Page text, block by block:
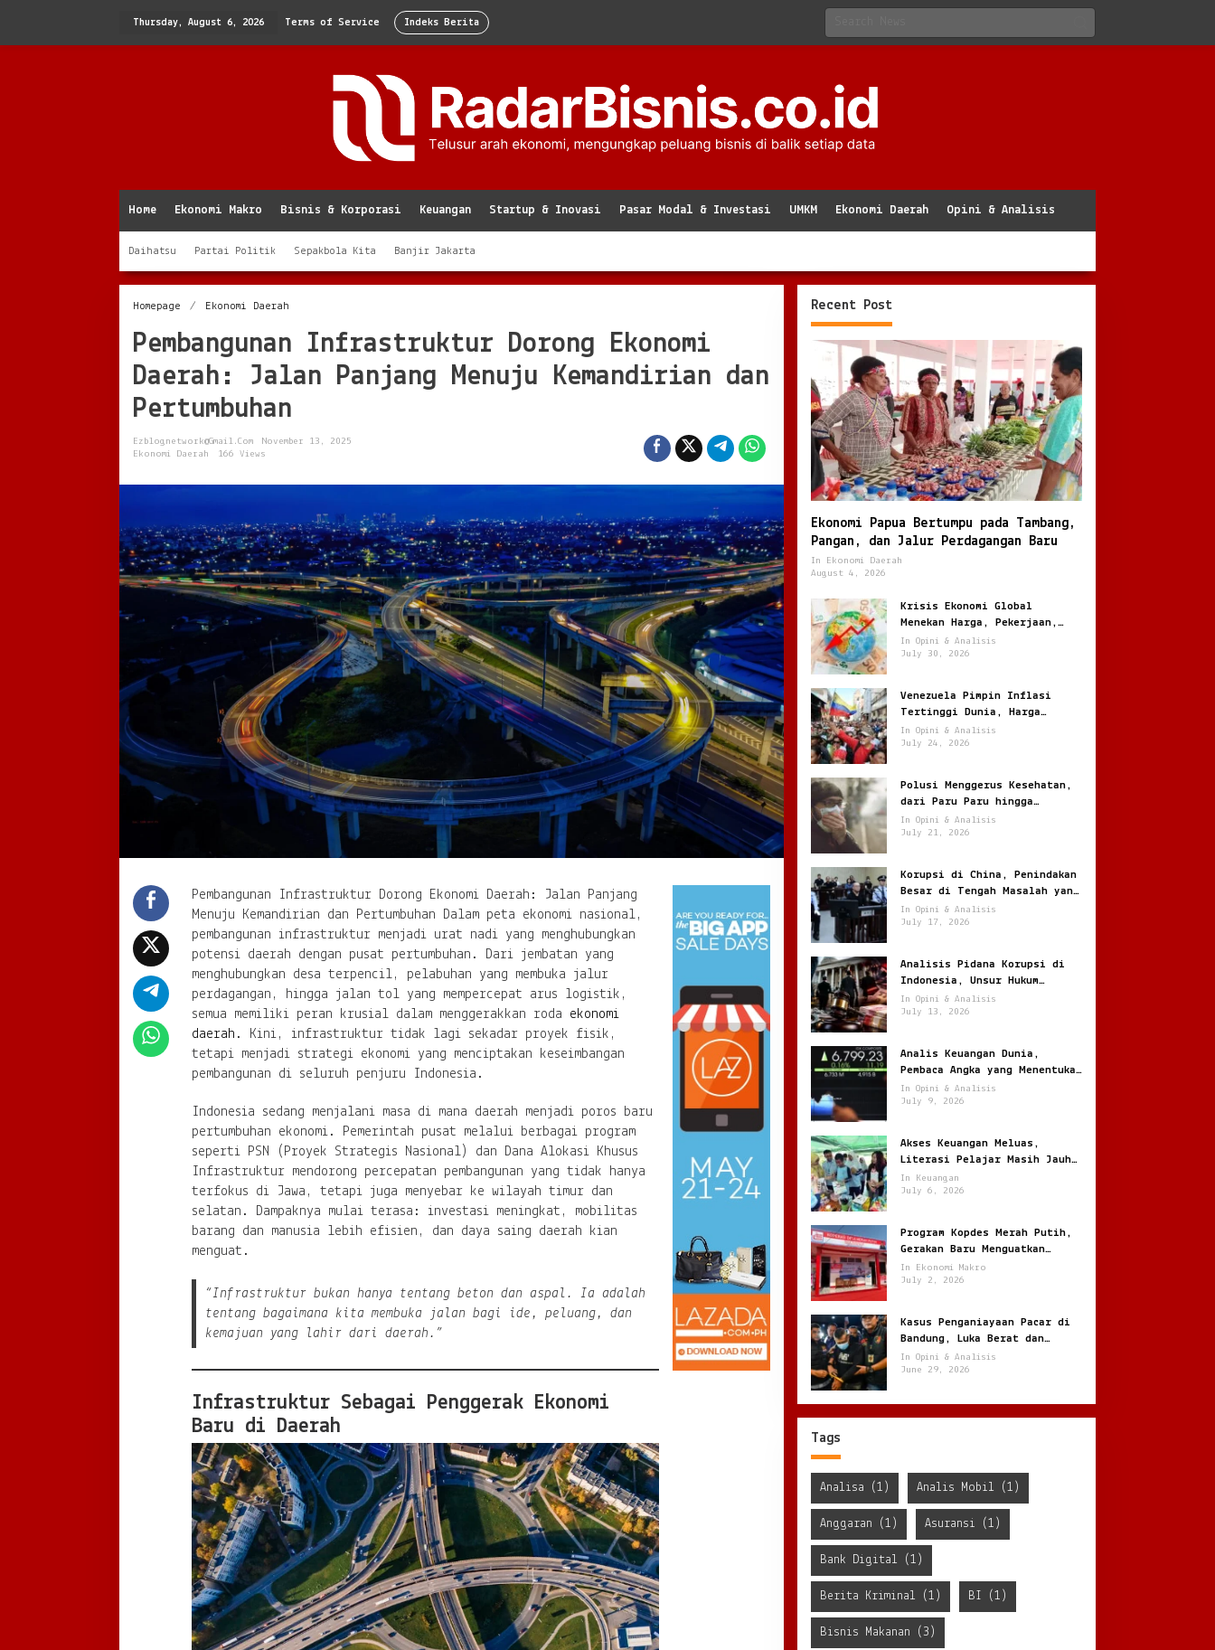
Thursday, August 6, 2026 Terms of Service Indeks Berita
Home Ekonomi Makro Bisnis & Korporasi Keuangan Startup & Inovasi Pasar Modal & Investasi UMKM Ekonomi Daerah Opini & Analisis
Daihatsu Partai Politik Sepakbola Kita Banjir Jakarta
Homepage / Ekonomi Daerah
Dorong
Ekonomi
Daerah:
Jalan
Panjang
Menuju
Kemandirian
Pembangunan Infrastruktur Dorong Ekonomi
Daerah: Jalan Panjang Menuju Kemandirian dan
Pertumbuhan
Ezblognetwork@gmail.com
November 13, 2025
Ekonomi Daerah
166 Views
Pembangunan Infrastruktur Dorong Ekonomi Daerah: Jalan Panjang
Menuju Kemandirian dan Pertumbuhan Dalam peta ekonomi nasional,
pembangunan infrastruktur menjadi urat nadi yang menghubungkan
potensi daerah dengan pusat pertumbuhan. Dari jembatan yang
menghubungkan desa terpencil, pelabuhan yang membuka jalur
perdagangan, hingga jalan tol yang mempercepat arus logistik,
semua memiliki peran krusial dalam menggerakkan roda ekonomi
daerah . Kini, infrastruktur tidak lagi sekadar proyek fisik,
tetapi menjadi strategi ekonomi yang menciptakan keseimbangan
pembangunan di seluruh penjuru Indonesia.
Indonesia sedang menjalani masa di mana daerah menjadi poros baru
pertumbuhan ekonomi. Pemerintah pusat melalui berbagai program
seperti PSN (Proyek Strategis Nasional) dan Dana Alokasi Khusus
Infrastruktur mendorong percepatan pembangunan yang tidak hanya
terfokus di Jawa, tetapi juga menyebar ke wilayah timur dan
selatan. Dampaknya mulai terasa: investasi meningkat, mobilitas
barang dan manusia lebih efisien, dan daya saing daerah kian
menguat.
“Infrastruktur bukan hanya tentang beton dan aspal. Ia adalah
tentang bagaimana kita membuka jalan bagi ide, peluang, dan
kemajuan yang lahir dari daerah.”
Infrastruktur Sebagai Penggerak Ekonomi
Baru di Daerah
Recent Post
Ekonomi Papua Bertumpu pada Tambang,
Pangan, dan Jalur Perdagangan Baru
In Ekonomi Daerah
August 4, 2026
Krisis Ekonomi Global
Menekan Harga, Pekerjaan,
dan Daya Beli Masyarakat
In Opini & Analisis
July 30, 2026
Venezuela Pimpin Inflasi
Tertinggi Dunia, Harga
Melonjak Ratusan Persen
In Opini & Analisis
July 24, 2026
Polusi Menggerus Kesehatan,
dari Paru Paru hingga
Jantung
In Opini & Analisis
July 21, 2026
Korupsi di China, Penindakan
Besar di Tengah Masalah yang
Terus Berulang
In Opini & Analisis
July 17, 2026
Analisis Pidana Korupsi di
Indonesia, Unsur Hukum
hingga Pemulihan Aset
In Opini & Analisis
July 13, 2026
Analis Keuangan Dunia,
Pembaca Angka yang Menentukan
Arah Pasar Global
In Opini & Analisis
July 9, 2026
Akses Keuangan Meluas,
Literasi Pelajar Masih Jauh
Tertinggal
In Keuangan
July 6, 2026
Program Kopdes Merah Putih,
Gerakan Baru Menguatkan
Ekonomi Desa dari Akar Rumput
In Ekonomi Makro
July 2, 2026
Kasus Penganiayaan Pacar di
Bandung, Luka Berat dan
Penyekapan !
In Opini & Analisis
June 29, 2026
Tags
Analisa (1) Analis Mobil (1)
Anggaran (1) Asuransi (1)
Bank Digital (1)
Berita Kriminal (1) BI (1)
Bisnis Makanan (3)